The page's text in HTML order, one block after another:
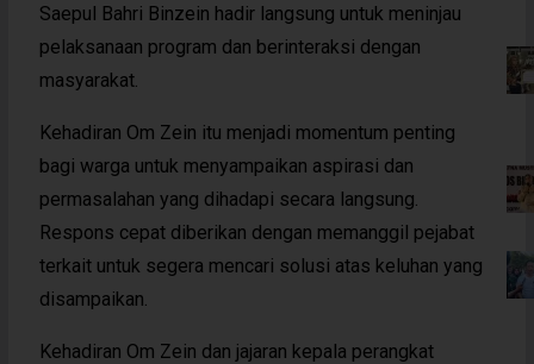
Saepul Bahri Binzein hadir langsung untuk meninjau
pelaksanaan program dan berinteraksi dengan
masyarakat.
Kehadiran Om Zein itu menjadi momentum penting
bagi warga untuk menyampaikan aspirasi dan
permasalahan yang dihadapi secara langsung.
Respons cepat diberikan dengan memanggil pejabat
terkait untuk segera mencari solusi atas keluhan yang
disampaikan.
Kehadiran Om Zein dan jajaran kepala perangkat